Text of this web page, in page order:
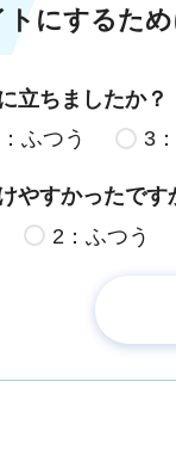
にするた
立ちましたか？
ふつう 3
やすかったです
2：ふつう